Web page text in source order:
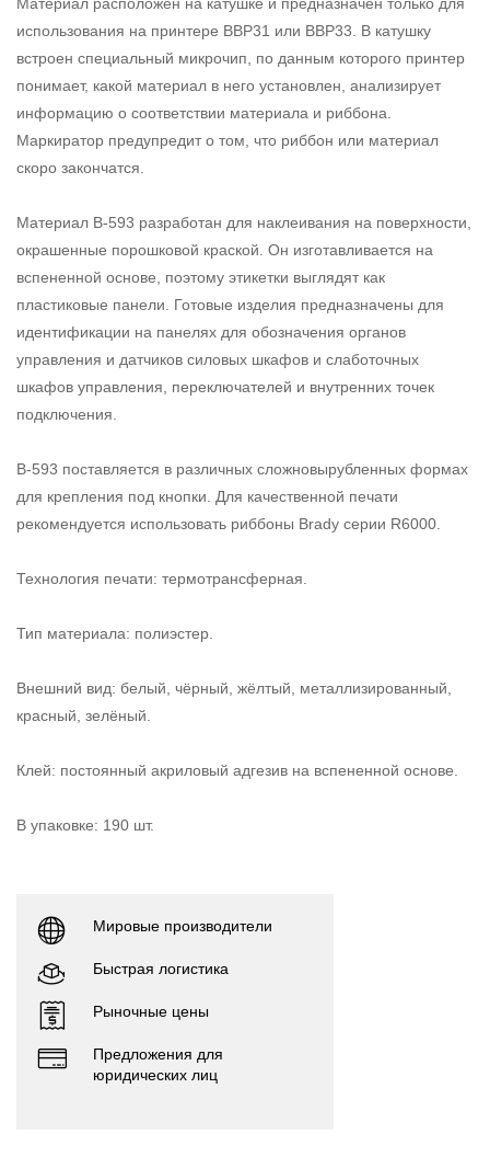
использования на принтере BBP31 или BBP33. В катушку
встроен специальный микрочип, по данным которого принтер
понимает, какой материал в него установлен, анализирует
информацию о соответствии материала и риббона.
Маркиратор предупредит о том, что риббон или материал
скоро закончатся.
Материал В-593 разработан для наклеивания на поверхности,
окрашенные порошковой краской. Он изготавливается на
вспененной основе, поэтому этикетки выглядят как
пластиковые панели. Готовые изделия предназначены для
идентификации на панелях для обозначения органов
управления и датчиков силовых шкафов и слаботочных
шкафов управления, переключателей и внутренних точек
подключения.
В-593 поставляется в различных сложновырубленных формах
для крепления под кнопки. Для качественной печати
рекомендуется использовать риббоны Brady серии R6000.
Технология печати: термотрансферная.
Тип материала: полиэстер.
Внешний вид: белый, чёрный, жёлтый, металлизированный,
красный, зелёный.
Клей: постоянный акриловый адгезив на вспененной основе.
В упаковке: 190 шт.
Мировые производители
Быстрая логистика
Рыночные цены
Предложения для
юридических лиц